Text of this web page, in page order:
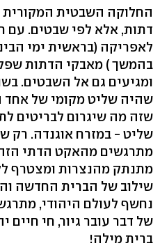
החלוקה השבטית המקורית
דתות, אלא לפי שבטים. עם
לאפריקה (בראשית ימי
בהמשך ) מאבקי הדתות
שהיה שליט מקומי של
שזה מה שיגרום לבריטים
שליט - במזרח אוגנדה. רק
מתרגשים מהאקט הדתי הזה
מתנתק מהנצרות ומצטרף
שילוב של הברית החדשה
נחשף לעולם היהודי,
של דבר עובר גיור, חי חיים
ברית מילה!